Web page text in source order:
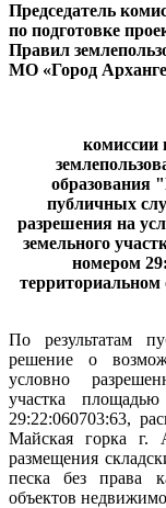
Председатель
по подготовке
Правил
МО «Город
комиссии
образования
публичных
разрешения на
земельного
номером
территориальном
По результатам
решение о
условно
участка
29:22:060703:63,
Майская горка г.
размещения
песка без права
объектов